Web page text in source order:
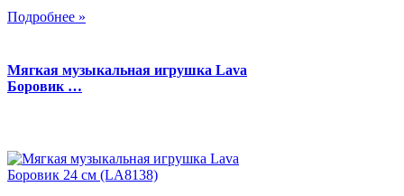
Подробнее »
Мягкая музыкальная игрушка Lava
Боровик …